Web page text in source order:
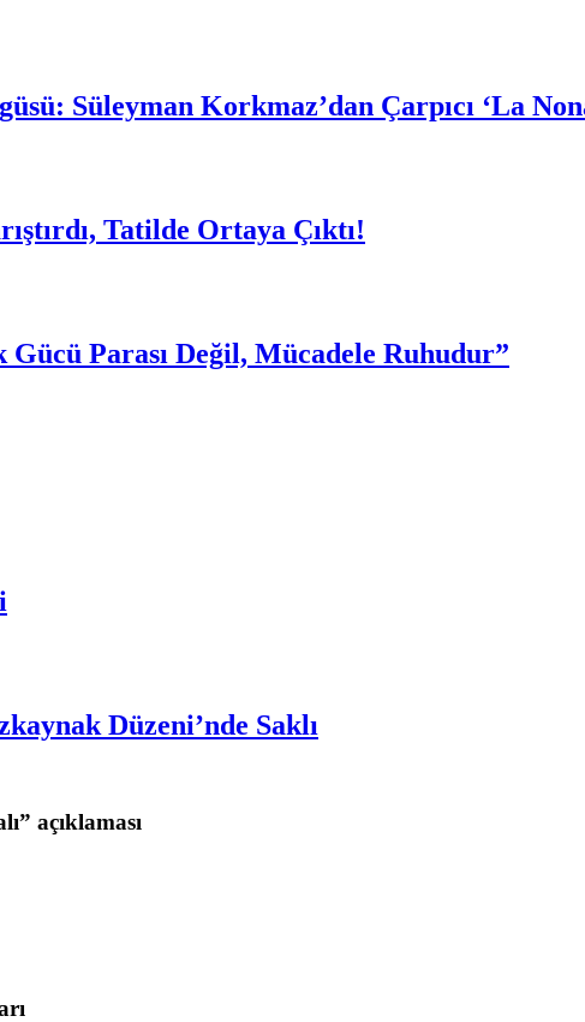
Süleyman Korkmaz’dan Çarpıcı ‘La
Tatilde Ortaya Çıktı!
Parası Değil, Mücadele Ruhudur”
Düzeni’nde Saklı
açıklaması